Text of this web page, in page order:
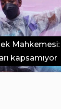
Mahkemesi:
kapsamıyor